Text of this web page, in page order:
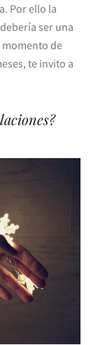
Por ello la
ser una
momento de
te invito a